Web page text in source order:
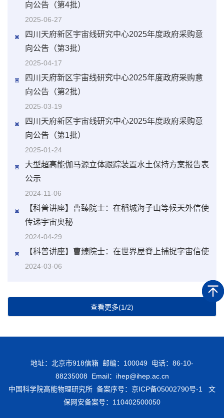
向公告（第4批）
2025-06-27
四川天府新区宇宙线研究中心2025年度政府采购意
向公告（第3批）
2025-04-17
四川天府新区宇宙线研究中心2025年度政府采购意
向公告（第2批）
2025-03-19
四川天府新区宇宙线研究中心2025年度政府采购意
向公告（第1批）
2025-01-24
大型超高能伽马源立体跟踪装置水土保持方案报告表
公示
2024-11-06
【科普讲座】曹臻院士：在稻城海子山等候天外信使
传递宇宙奥秘
2024-04-29
【科普讲座】曹臻院士：在世界屋脊上捕捉字宙信使
2024-03-06
查看更多(1/2)
地址：北京市918信箱 邮编：100049 电话：86-10-
88235008 Email：ihep@ihep.ac.cn
中国科学院高能物理研究所 备案序号： 京ICP备05002790号-1
文
保网安备案号：110402500050